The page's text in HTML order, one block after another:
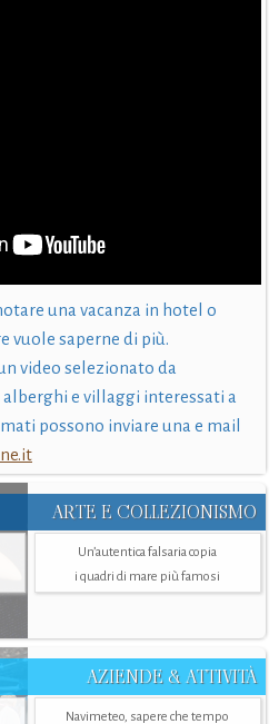
una vacanza in hotel o
vuole saperne di più.
video selezionato da
e villaggi interessati a
possono inviare una e mail
ARTE E COLLEZIONISMO
Un’autentica falsaria copia
i quadri di mare più famosi
AZIENDE & ATTIVITÀ
Navimeteo, sapere che tempo